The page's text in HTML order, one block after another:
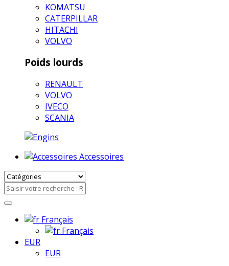
KOMATSU
CATERPILLAR
HITACHI
VOLVO
Poids lourds
RENAULT
VOLVO
IVECO
SCANIA
Accessoires
Français
Français
EUR
EUR